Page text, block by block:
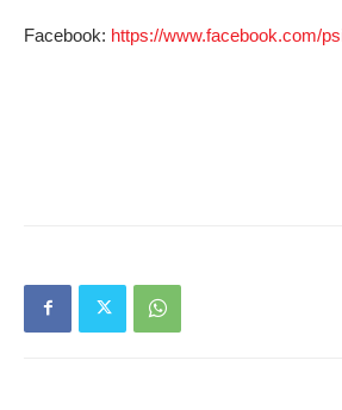
Facebook: https://www.facebook.com/